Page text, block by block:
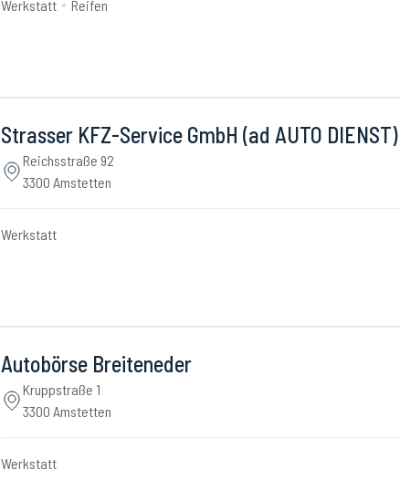
Werkstatt Reifen
Strasser KFZ-Service GmbH (ad AUTO DIENST)
Reichsstraße 92
3300 Amstetten
Werkstatt
Autobörse Breiteneder
Kruppstraße 1
3300 Amstetten
Werkstatt